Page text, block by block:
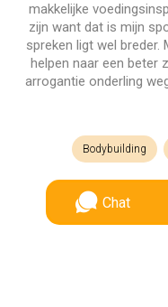
makkelijke
zijn want dat is mijn
spreken ligt wel breder.
helpen naar een beter
arrogantie onderling
Bodybuilding
Chat